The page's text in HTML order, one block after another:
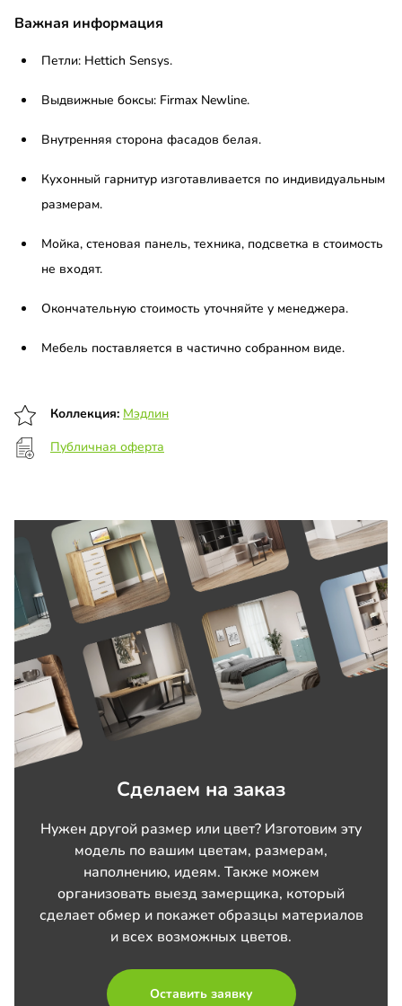
Важная информация
Петли: Hettich Sensys.
Выдвижные боксы: Firmax Newline.
Внутренняя сторона фасадов белая.
Кухонный гарнитур изготавливается по индивидуальным
размерам.
Мойка, стеновая панель, техника, подсветка в стоимость
не входят.
Окончательную стоимость уточняйте у менеджера.
Мебель поставляется в частично собранном виде.
Коллекция: Мэдлин
Публичная оферта
Сделаем на заказ
Нужен другой размер или цвет? Изготовим эту
модель по вашим цветам, размерам,
наполнению, идеям. Также можем
организовать выезд замерщика, который
сделает обмер и покажет образцы материалов
и всех возможных цветов.
Оставить заявку